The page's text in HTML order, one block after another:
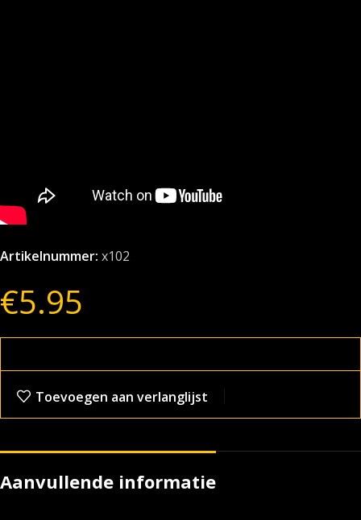
Artikelnummer: x102
€5.95
Toevoegen aan verlanglijst
Aanvullende informatie